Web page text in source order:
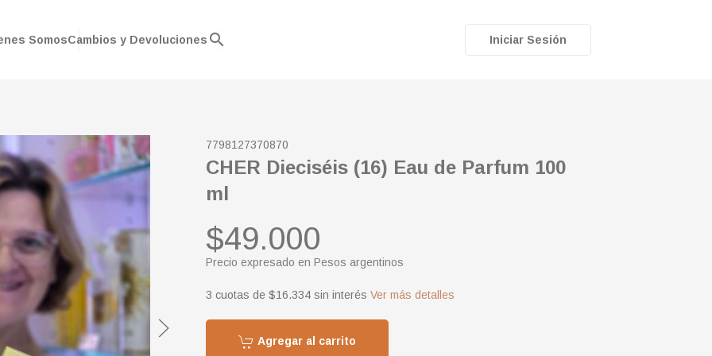
SomosCambios y Devoluciones search Iniciar Sesión
7798127370870
CHER Dieciséis (16) Eau de Parfum 100
ml
$49.000
Precio expresado en Pesos argentinos
3 cuotas de $16.334 sin interés Ver más detalles
Agregar al carrito